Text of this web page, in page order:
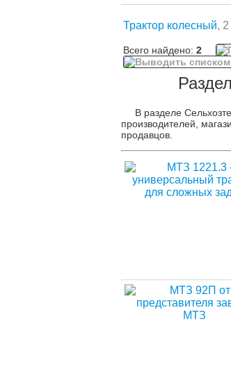
Трактор колесный, 2
Всего найдено: 2
В разделе
производителей,
продавцов.